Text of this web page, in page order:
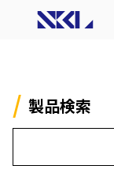
製品検索